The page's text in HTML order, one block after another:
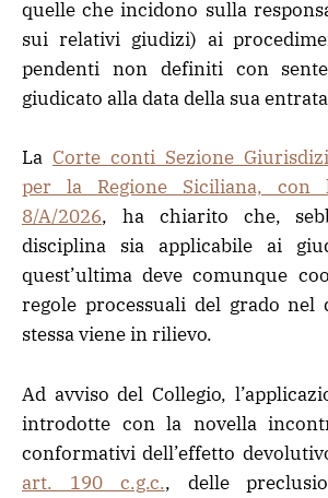
quelle che incidono sulla
sui relativi giudizi) ai
pendenti non definiti con
giudicato alla data della sua
La Corte conti Sezione
per la Regione Siciliana, con
8/A/2026,
ha chiarito che,
disciplina sia applicabile ai
quest’ultima deve comunque
regole processuali del grado nel
stessa viene in rilievo.
Ad avviso del Collegio,
introdotte con la novella
conformativi dell’effetto
art. 190 c.g.c., delle